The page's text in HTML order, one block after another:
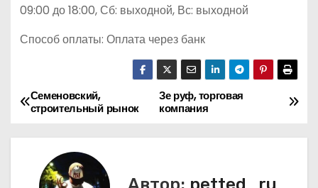
09:00 до 18:00, Сб: выходной, Вс: выходной
Способ оплаты: Оплата через банк
Н
а
Зе руф, торговая
компания
Семеновский,
строительный рынок